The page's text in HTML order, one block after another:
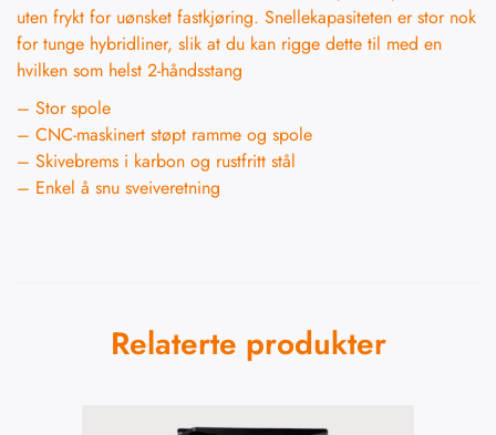
uten frykt for uønsket fastkjøring. Snellekapasiteten er stor nok
for tunge hybridliner, slik at du kan rigge dette til med en
hvilken som helst 2-håndsstang
– Stor spole
– CNC-maskinert støpt ramme og spole
– Skivebrems i karbon og rustfritt stål
– Enkel å snu sveiveretning
Relaterte produkter